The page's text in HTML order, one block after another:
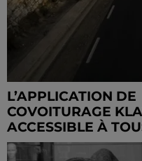
L’APPLICATION DE
COVOITURAGE
ACCESSIBLE À